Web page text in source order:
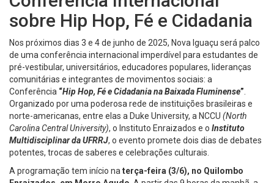
sobre Hip Hop, Fé e Cidadania
Nos próximos dias 3 e 4 de junho de 2025, Nova Iguaçu será palco
de uma conferência internacional imperdível para estudantes de
pré-vestibular, universitários, educadores populares, lideranças
comunitárias e integrantes de movimentos sociais: a
Conferência “Hip Hop, Fé e Cidadania na Baixada Fluminense”
Organizado por uma poderosa rede de instituições brasileiras e
norte-americanas, entre elas a Duke University, a NCCU (North
Carolina Central University), o Instituto Enraizados e o Instituto
Multidisciplinar da UFRRJ, o evento promete dois dias de debates
potentes, trocas de saberes e celebrações culturais.
A programação tem início na terça-feira (3/6), no Quilombo